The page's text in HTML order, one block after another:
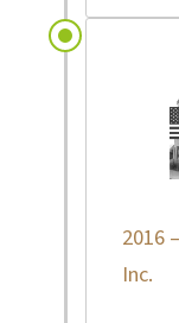
2016
Inc.